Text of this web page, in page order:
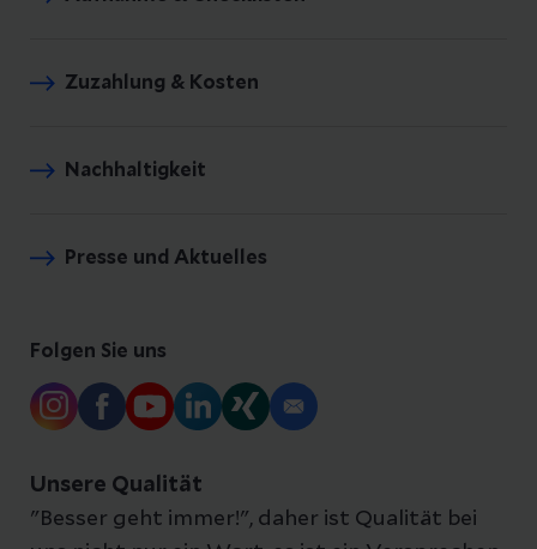
Zuzahlung & Kosten
Nachhaltigkeit
Presse und Aktuelles
Folgen Sie uns
Unsere Qualität
"Besser geht immer!", daher ist Qualität bei